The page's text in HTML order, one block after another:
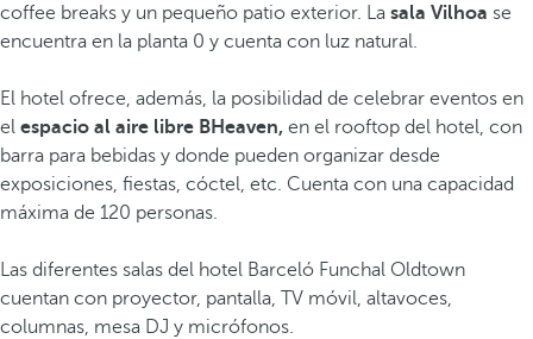
coffee breaks y un pequeño patio exterior. La sala Vilhoa se
encuentra en la planta 0 y cuenta con luz natural.
El hotel ofrece, además, la posibilidad de celebrar eventos en
el espacio al aire libre BHeaven, en el rooftop del hotel, con
barra para bebidas y donde pueden organizar desde
exposiciones, fiestas, cóctel, etc. Cuenta con una capacidad
máxima de 120 personas.
Las diferentes salas del hotel Barceló Funchal Oldtown
cuentan con proyector, pantalla, TV móvil, altavoces,
columnas, mesa DJ y micrófonos.